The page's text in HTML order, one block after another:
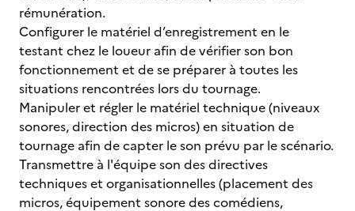
rémunération.
Configurer le matériel d’enregistrement en le
testant chez le loueur afin de vérifier son bon
fonctionnement et de se préparer à toutes les
situations rencontrées lors du tournage.
Manipuler et régler le matériel technique (niveaux
sonores, direction des micros) en situation de
tournage afin de capter le son prévu par le scénario.
Transmettre à l'équipe son des directives
techniques et organisationnelles (placement des
micros, équipement sonore des comédiens,